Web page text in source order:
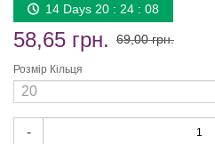
14 Days 20 : 24 : 08
58,65 грн. 69,00 грн.
Розмір Кільця
-